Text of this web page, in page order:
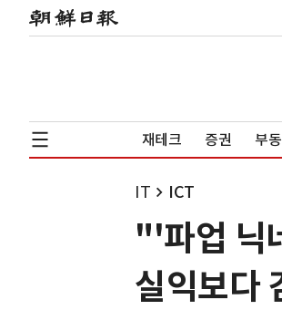
재테크 증권 부
IT ICT
"'파업 닉
실익보다